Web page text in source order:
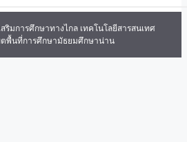
มการศึกษาทางไกล เทคโนโลยีสารสนเทศ
ตพื้นที่การศึกษามัธยมศึกษาน่าน